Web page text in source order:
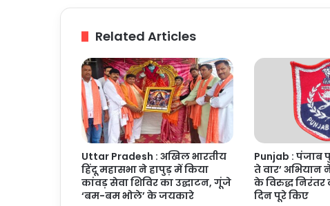
365
दिन
करें
योग
Related Articles
Uttar Pradesh : अखिल भारतीय
हिंदू महासभा ने हापुड़ में किया
कांवड़ सेवा शिविर का उद्घाटन, गूंजे
‘बम-बम भोले’ के जयकारे
Punjab : पंजाब
ते वार’ अभियान
के विरुद्ध निरंतर
दिन पूरे किए